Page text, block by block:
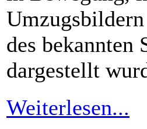
des bekannten
dargestellt
Weiterlesen...